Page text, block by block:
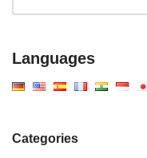
Languages
Categories